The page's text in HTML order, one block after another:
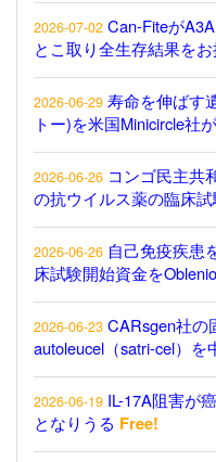
2026-07-02 Can-Fiteが
とこ取り全生存結果をお
2026-06-29 寿命を伸ばす
トー)を米国Minicircle社
2026-06-26 コンゴ民主共
の抗ウイルス薬の臨床
2026-06-26 自己免疫疾患
床試験開始資金を
2026-06-23 CARsgen社の
autoleucel（satri-cel）を
2026-06-19 IL-17A阻害が
となりうる Free!